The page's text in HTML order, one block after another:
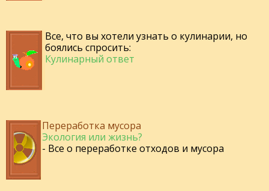
Все, что вы хотели узнать о кулинарии, но
боялись спросить:
Кулинарный ответ
Переработка мусора
Экология или жизнь?
- Все о переработке отходов и мусора